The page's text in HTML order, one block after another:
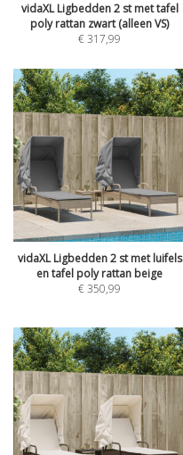
vidaXL Ligbedden 2 st met tafel
poly rattan zwart (alleen VS)
€317,99
vidaXL Ligbedden 2 st met luifels
en tafel poly rattan beige
€350,99